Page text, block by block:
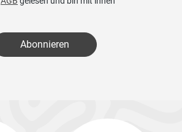
Abonnieren